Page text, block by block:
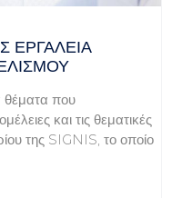
ΕΡΓΑΛΕΊΑ
θέματα που
και τις θεματικές
της SIGNIS, το οποίο